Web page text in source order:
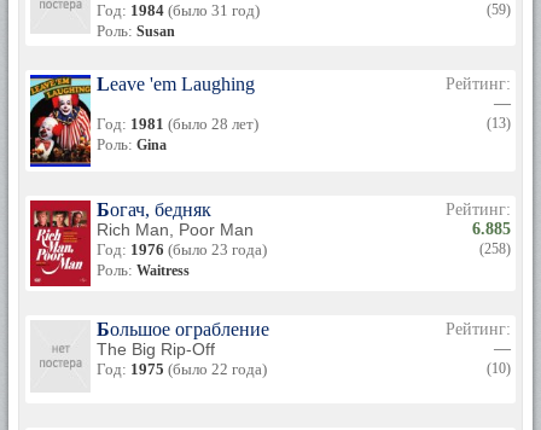
Год: 1984 (было 31 год)
Роль: Susan
(59)
Leave 'em Laughing
Год: 1981 (было 28 лет)
Роль: Gina
Рейтинг:
—
(13)
Богач, бедняк
Rich Man, Poor Man
Год: 1976 (было 23 года)
Роль: Waitress
Рейтинг:
6.885
(258)
Большое ограбление
The Big Rip-Off
Год: 1975 (было 22 года)
Рейтинг:
—
(10)